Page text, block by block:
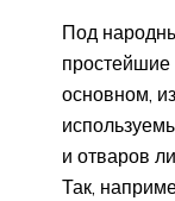
Под
простейшие
основном,
и отваров
Так,